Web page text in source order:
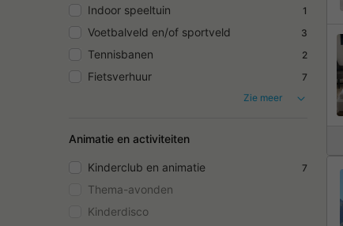
Indoor speeltuin 1
Voetbalveld en/of sportveld 3
Tennisbanen 2
Fietsverhuur
7
Zie meer
Animatie en activiteiten
Kinderclub en animatie 7
Thema-avonden
Kinderdisco